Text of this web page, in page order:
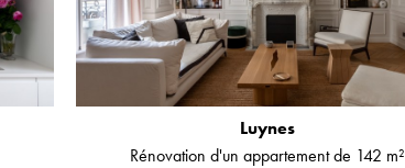
Luynes
Rénovation d'un appartement de 142 m²